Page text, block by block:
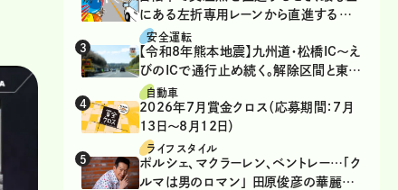
にある左折専用レーンから直進するの
は、違反？
安全運転
【令和8年熊本地震】九州道・松橋IC～え
びのICで通行止め続く。解除区間と東九
州道の迂回ルート
自動車
2026年7月賞金クロス（応募期間：7月
13日～8月12日）
ライフスタイル
ポルシェ、マクラーレン、ベントレー…「ク
ルマは男のロマン」 田原俊彦の華麗な